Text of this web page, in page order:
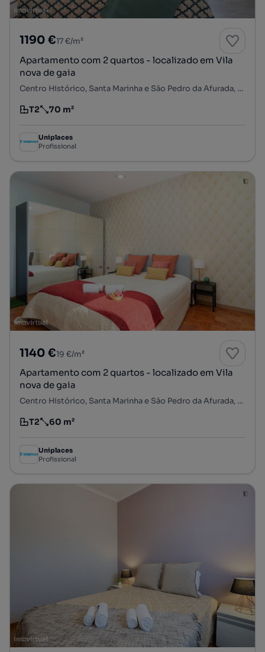
1190 €17 €/m²
Apartamento com 2 quartos - localizado em Vila
nova de gaia
Centro Histórico, Santa Marinha e São Pedro da Afurada, Vila Nova de Gaia, Porto
Tipologia
T2
Preço por metro quadrado
70 m²
Uniplaces
Profissional
1140 €19 €/m²
Apartamento com 2 quartos - localizado em Vila
nova de gaia
Centro Histórico, Santa Marinha e São Pedro da Afurada, Vila Nova de Gaia, Porto
Tipologia
T2
Preço por metro quadrado
60 m²
Uniplaces
Profissional